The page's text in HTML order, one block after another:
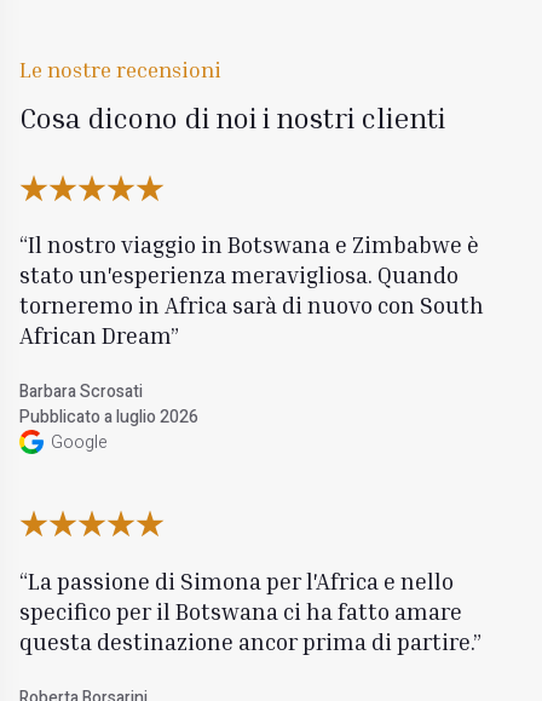
Le nostre recensioni
Cosa dicono di noi i nostri clienti
Il nostro viaggio in Botswana e Zimbabwe è
stato un'esperienza meravigliosa. Quando
torneremo in Africa sarà di nuovo con South
African Dream
Barbara Scrosati
Pubblicato a luglio 2026
Google
La passione di Simona per l'Africa e nello
specifico per il Botswana ci ha fatto amare
questa destinazione ancor prima di partire.